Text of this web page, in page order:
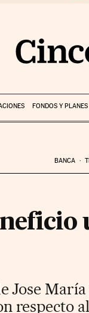
FONDOS Y PLANES
BANCA
respecto